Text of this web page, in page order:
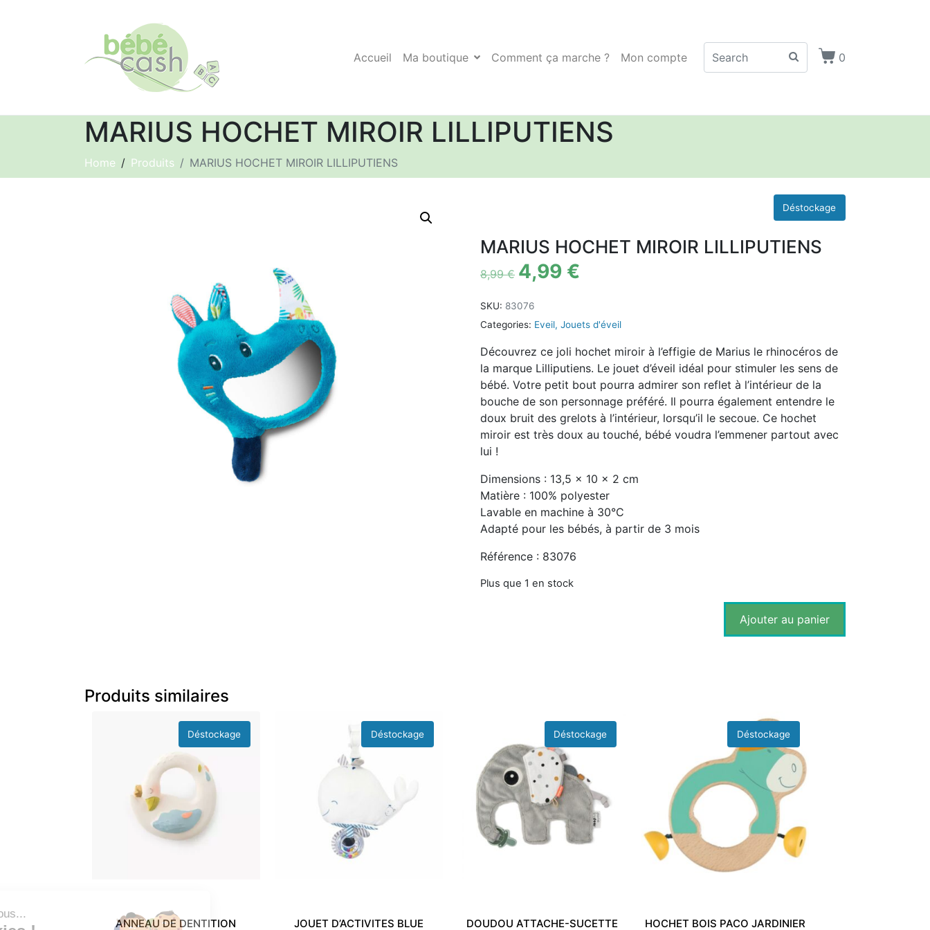
Accueil Ma boutique Comment ça marche ? Mon compte 0
MARIUS HOCHET MIROIR LILLIPUTIENS
Home Produits MARIUS HOCHET MIROIR LILLIPUTIENS
MARIUS HOCHET MIROIR LILLIPUTIENS
8,99€ 4,99 €
SKU: 83076
Categories: Eveil, Jouets d'éveil
Découvrez ce joli hochet miroir à l’effigie de Marius le rhinocéros de
la marque Lilliputiens. Le jouet d’éveil idéal pour stimuler les sens de
bébé. Votre petit bout pourra admirer son reflet à l’intérieur de la
bouche de son personnage préféré. Il pourra également entendre le
doux bruit des grelots à l’intérieur, lorsqu’il le secoue. Ce hochet
miroir est très doux au touché, bébé voudra l’emmener partout avec
lui !
Dimensions : 13,5 x 10 x 2 cm
Matière : 100% polyester
Lavable en machine à 30°C
Adapté pour les bébés, à partir de 3 mois
Référence : 83076
Plus que 1 en stock
Ajouter au panier
Produits similaires
ANNEAU DE DENTITION JOUET D’ACTIVITES BLUE DOUDOU ATTACHE-SUCETTE HOCHET BOIS PACO JARDINIER